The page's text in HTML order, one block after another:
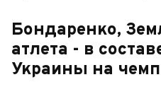
Бондаренко,
атлета - в
Украины на